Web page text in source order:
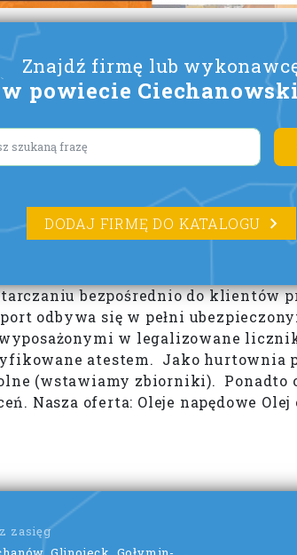
Znajdź firmę lub
w powiecie
ipsum
DODAJ FIRMĘ DO KATALOGU
bezpośrednio do klientów
odbywa się w pełni
w legalizowane
atestem. Jako hurtownia
(wstawiamy zbiorniki).
Nasza oferta: Oleje napędowe
zasięg